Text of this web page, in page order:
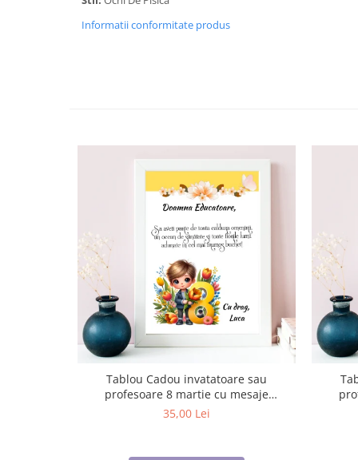
Cadouri pentru Doctori
Cadouri pentru Sfânta MariaInformatii conformitate produs
Tablou Cadou invatatoare sau
profesoare 8 martie cu mesaje
personalizate T1016_123
35,00 Lei